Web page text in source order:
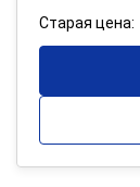
Старая цена: